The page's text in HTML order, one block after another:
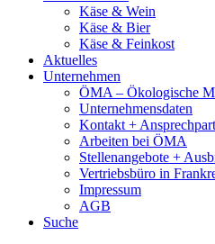
Käse & Wein
Käse & Bier
Käse & Feinkost
Aktuelles
Unternehmen
ÖMA – Ökologische
Unternehmensdaten
Kontakt +
Arbeiten bei ÖMA
Stellenangebote +
Vertriebsbüro in
Impressum
AGB
Suche